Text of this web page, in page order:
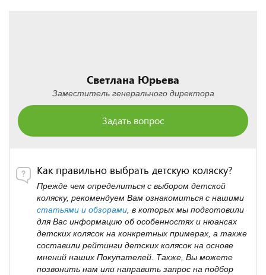
Светлана Юрьева
Заместитель генерального директора
Задать вопрос
Как правильно выбрать детскую коляску?
Прежде чем определиться с выбором детской
коляску, рекомендуем Вам ознакомиться с нашими
статьями и обзорами , в которых мы подготовили
для Вас информацию об особенностях и нюансах
детских колясок на конкретных примерах, а также
составили рейтинги детских колясок на основе
мнений наших Покупателей. Также, Вы можете
позвонить нам или направить запрос на подбор